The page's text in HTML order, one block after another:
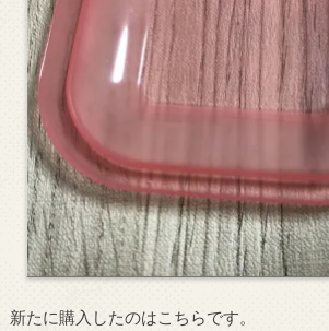
新たに購入したのはこちらです。